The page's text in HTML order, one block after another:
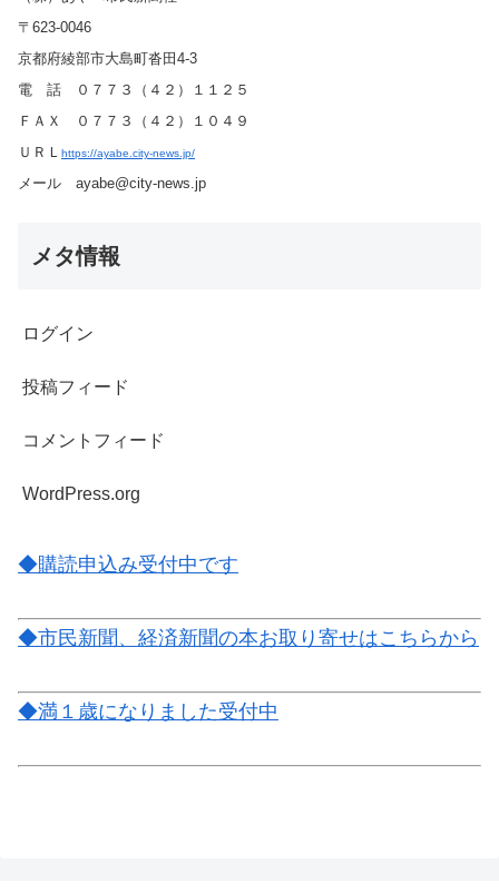
〒623-0046
京都府綾部市大島町沓田4-3
電 話 ０７７３（４２）１１２５
ＦＡＸ ０７７３（４２）１０４９
ＵＲＬ
https://ayabe.city-news.jp/
メール ayabe@city-news.jp
メタ情報
ログイン
投稿フィード
コメントフィード
WordPress.org
◆購読申込み受付中です
◆市民新聞、経済新聞の本お取り寄せはこちらから
◆満１歳になりました受付中